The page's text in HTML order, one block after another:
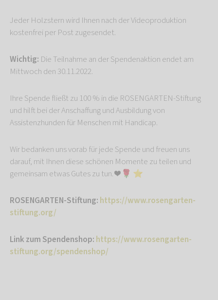
Jeder Holzstern wird Ihnen nach der Videoproduktion
kostenfrei per Post zugesendet.
Wichtig: Die Teilnahme an der Spendenaktion endet am
Mittwoch den 30.11.2022.
Ihre Spende fließt zu 100 % in die ROSENGARTEN-Stiftung
und hilft bei der Anschaffung und Ausbildung von
Assistenzhunden für Menschen mit Handicap.
Wir bedanken uns vorab für jede Spende und freuen uns
darauf, mit Ihnen diese schönen Momente zu teilen und
gemeinsam etwas Gutes zu tun. ❤️ 🌹 ⭐️
ROSENGARTEN-Stiftung: https://www.rosengarten-
stiftung.org/
Link zum Spendenshop: https://www.rosengarten-
stiftung.org/spendenshop/